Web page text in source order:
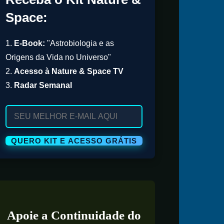
Space:
1. E-Book: "Astrobiologia e as
Origens da Vida no Universo"
2. Acesso à Nature & Space TV
3. Radar Semanal
Apoie a Continuidade do